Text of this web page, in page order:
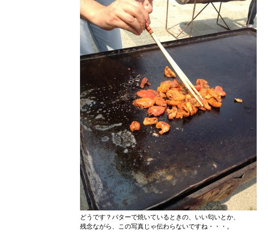
どうです？バターで焼いているときの、いい匂いとか、
残念ながら、この写真じゃ伝わらないですね・・・。